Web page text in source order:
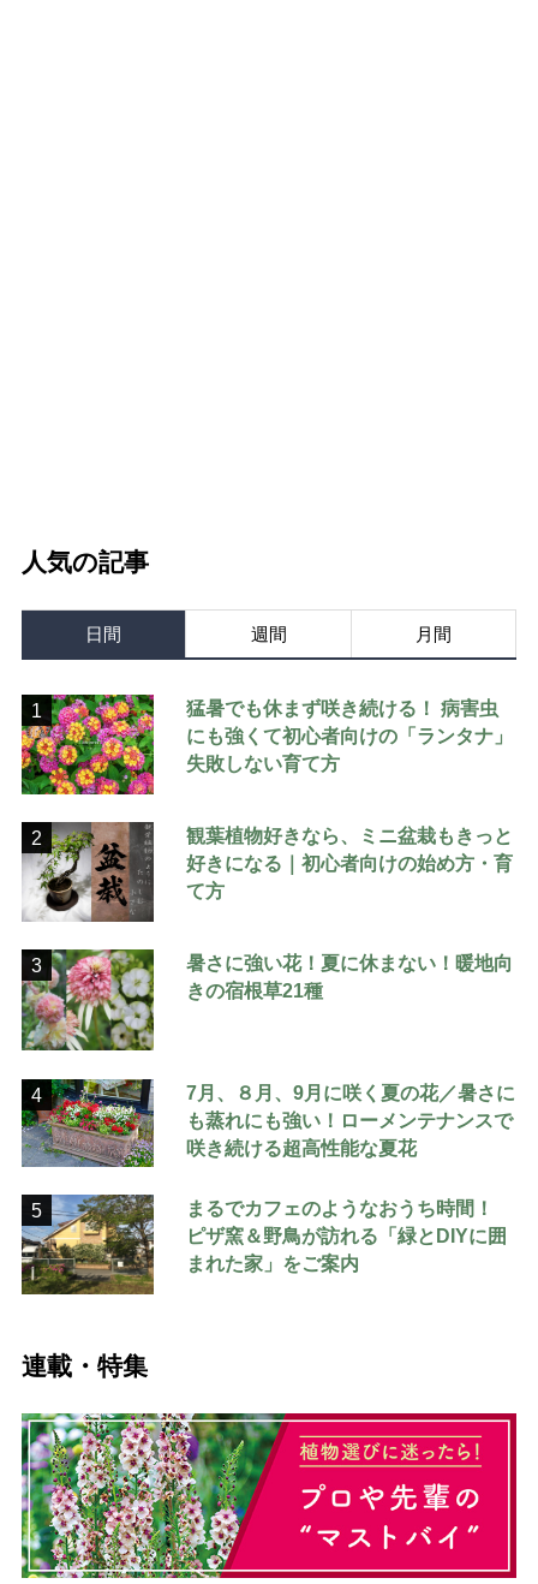
人気の記事
日間 週間 月間
1
猛暑でも休まず咲き続ける！ 病害虫
にも強くて初心者向けの「ランタナ」
失敗しない育て方
2
観葉植物好きなら、ミニ盆栽もきっと
好きになる｜初心者向けの始め方・育
て方
3
暑さに強い花！夏に休まない！暖地向
きの宿根草21種
4
7月、８月、9月に咲く夏の花／暑さに
も蒸れにも強い！ローメンテナンスで
咲き続ける超高性能な夏花
5
まるでカフェのようなおうち時間！
ピザ窯＆野鳥が訪れる「緑とDIYに囲
まれた家」をご案内
連載・特集